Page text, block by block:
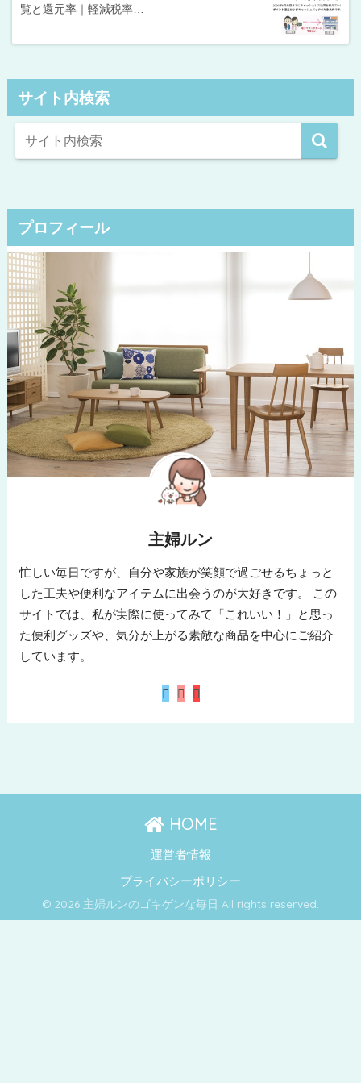
覧と還元率｜軽減税率…
サイト内検索
プロフィール
主婦ルン
忙しい毎日ですが、自分や家族が笑顔で過ごせるちょっと
した工夫や便利なアイテムに出会うのが大好きです。 この
サイトでは、私が実際に使ってみて「これいい！」と思っ
た便利グッズや、気分が上がる素敵な商品を中心にご紹介
しています。
HOME
運営者情報
プライバシーポリシー
© 2026 主婦ルンのゴキゲンな毎日 All rights reserved.